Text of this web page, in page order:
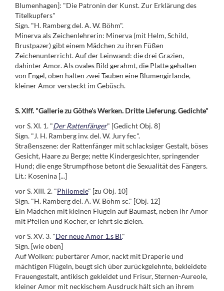
Blumenhagen]: "Die Patronin der Kunst. Zur Erklärung des
Titelkupfers"
Sign. "H. Ramberg del. A. W. Böhm".
Minerva als Zeichenlehrerin: Minerva (mit Helm, Schild,
Brustpazer) gibt einem Mädchen zu ihren Füßen
Zeichenunterricht. Auf der Leinwand: die drei Grazien,
dahinter Amor. Als ovales Bild gerahmt, die Platte gehalten
von Engel, oben halten zwei Tauben eine Blumengirlande,
kleiner Amor versteckt im Gebüsch.
S. XIff. "Gallerie zu Göthe's Werken. Dritte Lieferung. Gedichte"
vor S. XI. 1. "Der Rattenfänger" [Gedicht Obj. 8]
Sign. "J. H. Ramberg inv. del. W. Jury fec".
Straßenszene: der Rattenfänger mit schlacksiger Gestalt, böses
Gesicht, Haare zu Berge; nette Kindergesichter, springender
Hund; die enge Strumpfhose betont die Sexualität des Fängers.
Lit.: Kosenina [...]
vor S. XIII. 2. "Philomele" [zu Obj. 10]
Sign. "H. Ramberg del. A. W. Böhm sc." [Obj. 12]
Ein Mädchen mit kleinen Flügeln auf Baumast, neben ihr Amor
mit Pfeilen und Köcher, er lehrt sie zielen.
vor S. XV. 3. "Der neue Amor 1.s Bl."
Sign. [wie oben]
Auf Wolken: pubertärer Amor, nackt mit Draperie und
mächtigen Flügeln, beugt sich über zurückgelehnte, bekleidete
Frauengestalt, antikisch gekleidet und Frisur, Sternen-Aureole,
kleiner Amor mit neckischem Ausdruck hält sich an ihrem